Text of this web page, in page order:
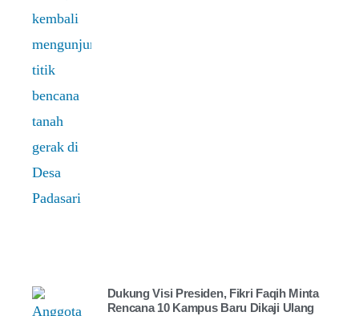
Dukung Visi Presiden, Fikri Faqih Minta
Rencana 10 Kampus Baru Dikaji Ulang